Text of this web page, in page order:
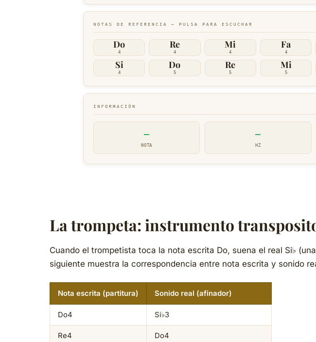
NOTAS DE REFERENCIA — PULSA PARA ESCUCHAR
Do
4
Re
4
Mi
4
Fa
4
Si
4
Do
5
Re
5
Mi
5
INFORMACIÓN
—
NOTA
—
HZ
La trompeta: instrumento
Cuando el trompetista toca la nota escrita Do, suena el real Si♭
siguiente muestra la correspondencia entre nota escrita y sonido
Nota escrita (partitura) Sonido real (afinador)
Do4 Si♭3
Re4 Do4